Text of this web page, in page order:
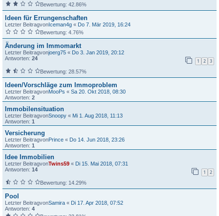
Bewertung: 42.86%
Ideen für Errungenschaften
Letzter BeitragvonIceman4g « Do 7. Mär 2019, 16:24
Bewertung: 4.76%
Änderung im Immomarkt
Letzter Beitragvonjoerg75 « Do 3. Jan 2019, 20:12
Antworten: 24 1 2 3
Bewertung: 28.57%
Ideen/Vorschläge zum Immoproblem
Letzter BeitragvonMooPs « Sa 20. Okt 2018, 08:30
Antworten: 2
Immobilensituation
Letzter BeitragvonSnoopy « Mi 1. Aug 2018, 11:13
Antworten: 1
Versicherung
Letzter BeitragvonPrince « Do 14. Jun 2018, 23:26
Antworten: 1
Idee Immobilien
Letzter BeitragvonTwins59 « Di 15. Mai 2018, 07:31
Antworten: 14 1 2
Bewertung: 14.29%
Pool
Letzter BeitragvonSamira « Di 17. Apr 2018, 07:52
Antworten: 4